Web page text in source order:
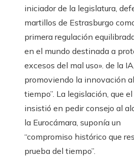
iniciador de la legislatura,
martillos de Estrasburgo
primera regulación
en el mundo destinada a
excesos del mal uso». de la
promoviendo la innovación
tiempo”. La legislación, que
insistió en pedir consejo al
la Eurocámara, suponía un
“compromiso histórico que
prueba del tiempo”.